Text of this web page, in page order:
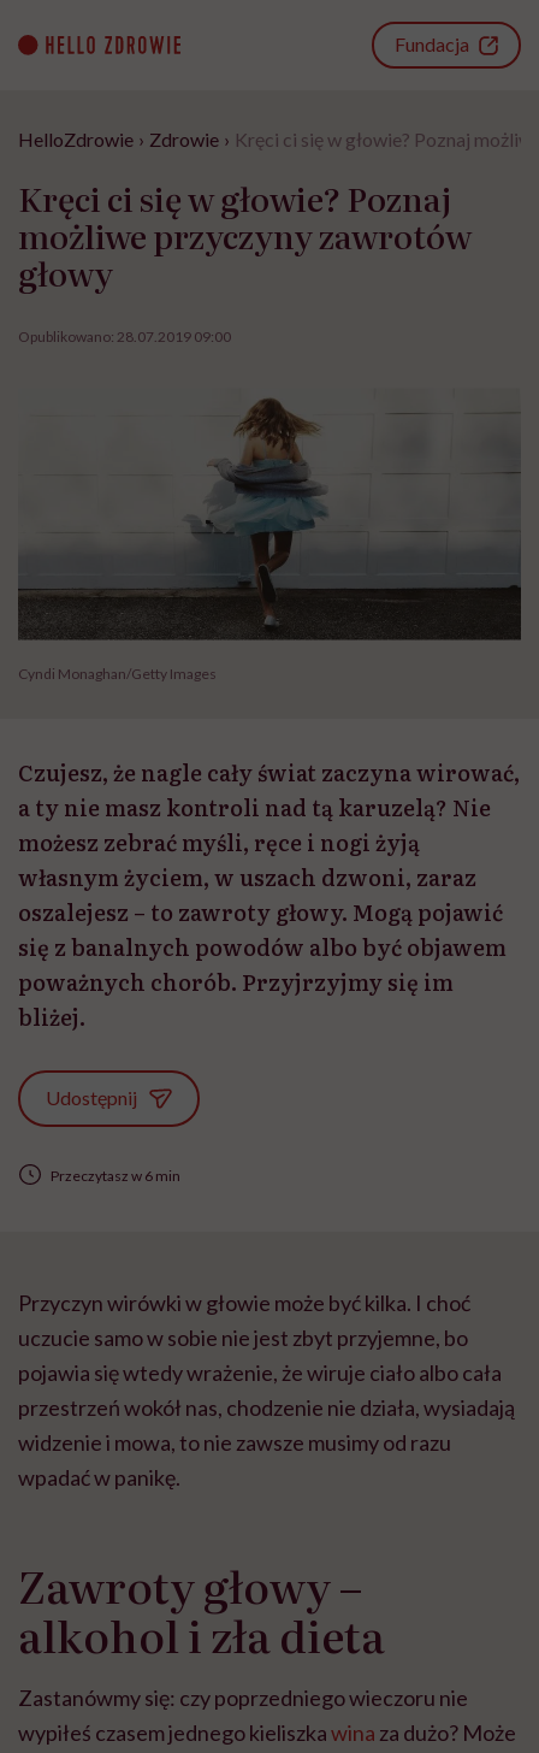
content
Fundacja
HelloZdrowie › Zdrowie › Kręci ci się w głowie? Poznaj
Kręci ci się w głowie? Poznaj
możliwe przyczyny zawrotów
głowy
Opublikowano: 28.07.2019 09:00
Cyndi Monaghan/Getty Images
Czujesz, że nagle cały świat zaczyna wirować,
a ty nie masz kontroli nad tą karuzelą? Nie
możesz zebrać myśli, ręce i nogi żyją
własnym życiem, w uszach dzwoni, zaraz
oszalejesz – to zawroty głowy. Mogą pojawić
się z banalnych powodów albo być objawem
poważnych chorób. Przyjrzyjmy się im
bliżej.
Udostępnij
Przeczytasz w 6 min
Przyczyn wirówki w głowie może być kilka. I choć
uczucie samo w sobie nie jest zbyt przyjemne, bo
pojawia się wtedy wrażenie, że wiruje ciało albo cała
przestrzeń wokół nas, chodzenie nie działa, wysiadają
widzenie i mowa, to nie zawsze musimy od razu
wpadać w panikę.
Zawroty głowy –
alkohol i zła dieta
Zastanówmy się: czy poprzedniego wieczoru nie
wypiłeś czasem jednego kieliszkawina za dużo? Może